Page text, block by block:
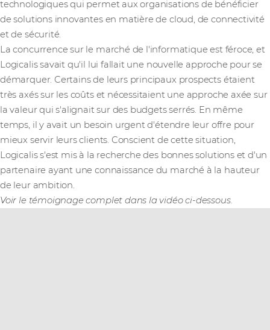
technologiques qui permet aux organisations de bénéficier
de solutions innovantes en matière de cloud, de connectivité
et de sécurité.
La concurrence sur le marché de l'informatique est féroce, et
Logicalis savait qu'il lui fallait une nouvelle approche pour se
démarquer. Certains de leurs principaux prospects étaient
très axés sur les coûts et nécessitaient une approche axée sur
la valeur qui s'alignait sur des budgets serrés. En même
temps, il y avait un besoin urgent d'étendre leur offre pour
mieux servir leurs clients. Conscient de cette situation,
Logicalis s'est mis à la recherche des bonnes solutions et d'un
partenaire ayant une connaissance du marché à la hauteur
de leur ambition.
Voir le témoignage complet dans la vidéo ci-dessous.